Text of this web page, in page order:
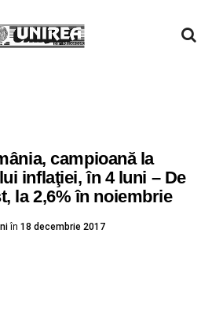
campioană la
inflaţiei, în 4 luni – De
la 2,6% în noiembrie
în 18 decembrie 2017